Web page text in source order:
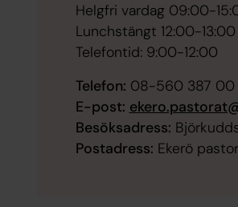
Helgfri vardag 09:00-
Lunchstängt 12:00-13:00
Telefontid: 9:00-12:00
Telefon: 08-560 387 00
E-post:
Besöksadress:
Postadress: Ekerö